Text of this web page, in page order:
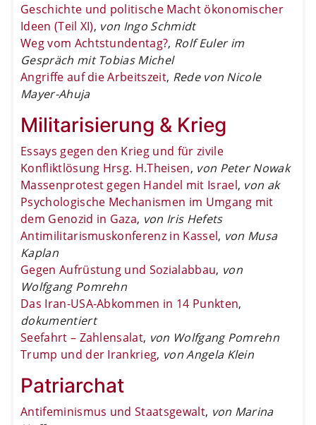
Geschichte und politische Macht ökonomischer
Ideen (Teil XI), von Ingo Schmidt
Weg vom Achtstundentag?, Rolf Euler im
Gespräch mit Tobias Michel
Angriffe auf die Arbeitszeit, Rede von Nicole
Mayer-Ahuja
Militarisierung & Krieg
Essays gegen den Krieg und für zivile
Konfliktlösung Hrsg. H.Theisen, von Peter Nowak
Massenprotest gegen Handel mit Israel, von ak
Psychologische Mechanismen im Umgang mit
dem Genozid in Gaza, von Iris Hefets
Antimilitarismuskonferenz in Kassel, von Musa
Kaplan
Gegen Aufrüstung und Sozialabbau, von
Wolfgang Pomrehn
Das Iran-USA-Abkommen in 14 Punkten,
dokumentiert
Seefahrt – Zahlensalat, von Wolfgang Pomrehn
Trump und der Irankrieg, von Angela Klein
Patriarchat
Antifeminismus und Staatsgewalt, von Marina